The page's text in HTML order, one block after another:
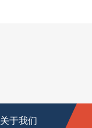
关于我们